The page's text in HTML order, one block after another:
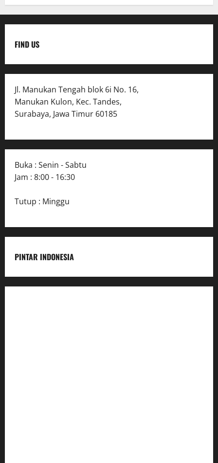
FIND US
Jl. Manukan Tengah blok 6i No. 16,
Manukan Kulon, Kec. Tandes,
Surabaya, Jawa Timur 60185
Buka : Senin - Sabtu
Jam : 8:00 - 16:30
Tutup : Minggu
PINTAR INDONESIA